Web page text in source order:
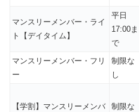
マンスリーメンバー・ライ
ト【デイタイム】
平日
17:00ま
で
マンスリーメンバー・フリ
ー
制限な
し
【学割】マンスリーメンバ
制限な